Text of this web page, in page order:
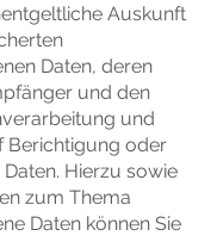
Auskunft
Daten, deren
und den
und
Berichtigung oder
Hierzu sowie
zum Thema
Daten können Sie